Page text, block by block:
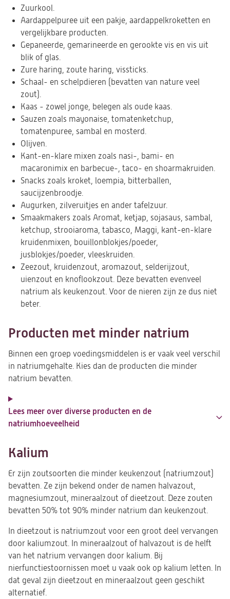
Zuurkool.
Aardappelpuree uit een pakje, aardappelkroketten en
vergelijkbare producten.
Gepaneerde, gemarineerde en gerookte vis en vis uit
blik of glas.
Zure haring, zoute haring, vissticks.
Schaal- en schelpdieren (bevatten van nature veel
zout).
Kaas - zowel jonge, belegen als oude kaas.
Sauzen zoals mayonaise, tomatenketchup,
tomatenpuree, sambal en mosterd.
Olijven.
Kant-en-klare mixen zoals nasi-, bami- en
macaronimix en barbecue-, taco- en shoarmakruiden.
Snacks zoals kroket, loempia, bitterballen,
saucijzenbroodje.
Augurken, zilveruitjes en ander tafelzuur.
Smaakmakers zoals Aromat, ketjap, sojasaus, sambal,
ketchup, strooiaroma, tabasco, Maggi, kant-en-klare
kruidenmixen, bouillonblokjes/poeder,
jusblokjes/poeder, vleeskruiden.
Zeezout, kruidenzout, aromazout, selderijzout,
uienzout en knoflookzout. Deze bevatten evenveel
natrium als keukenzout. Voor de nieren zijn ze dus niet
beter.
Producten met minder natrium
Binnen een groep voedingsmiddelen is er vaak veel verschil
in natriumgehalte. Kies dan de producten die minder
natrium bevatten.
Lees meer over diverse producten en de
natriumhoeveelheid
Kalium
Er zijn zoutsoorten die minder keukenzout (natriumzout)
bevatten. Ze zijn bekend onder de namen halvazout,
magnesiumzout, mineraalzout of dieetzout. Deze zouten
bevatten 50% tot 90% minder natrium dan keukenzout.
In dieetzout is natriumzout voor een groot deel vervangen
door kaliumzout. In mineraalzout of halvazout is de helft
van het natrium vervangen door kalium. Bij
nierfunctiestoornissen moet u vaak ook op kalium letten. In
dat geval zijn dieetzout en mineraalzout geen geschikt
alternatief.